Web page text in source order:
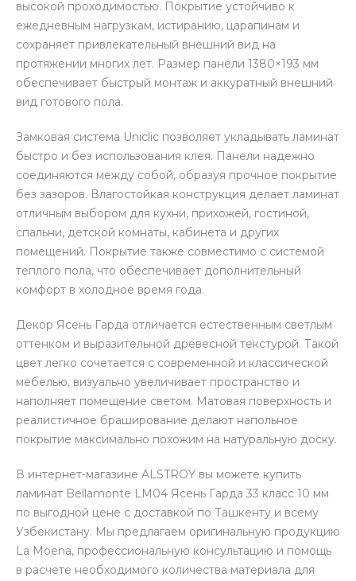
высокой проходимостью. Покрытие устойчиво к
ежедневным нагрузкам, истиранию, царапинам и
сохраняет привлекательный внешний вид на
протяжении многих лет. Размер панели 1380×193 мм
обеспечивает быстрый монтаж и аккуратный внешний
вид готового пола.
Замковая система Uniclic позволяет укладывать ламинат
быстро и без использования клея. Панели надежно
соединяются между собой, образуя прочное покрытие
без зазоров. Влагостойкая конструкция делает ламинат
отличным выбором для кухни, прихожей, гостиной,
спальни, детской комнаты, кабинета и других
помещений. Покрытие также совместимо с системой
теплого пола, что обеспечивает дополнительный
комфорт в холодное время года.
Декор Ясень Гарда отличается естественным светлым
оттенком и выразительной древесной текстурой. Такой
цвет легко сочетается с современной и классической
мебелью, визуально увеличивает пространство и
наполняет помещение светом. Матовая поверхность и
реалистичное браширование делают напольное
покрытие максимально похожим на натуральную доску.
В интернет-магазине ALSTROY вы можете купить
ламинат Bellamonte LM04 Ясень Гарда 33 класс 10 мм
по выгодной цене с доставкой по Ташкенту и всему
Узбекистану. Мы предлагаем оригинальную продукцию
La Moena, профессиональную консультацию и помощь
в расчете необходимого количества материала для